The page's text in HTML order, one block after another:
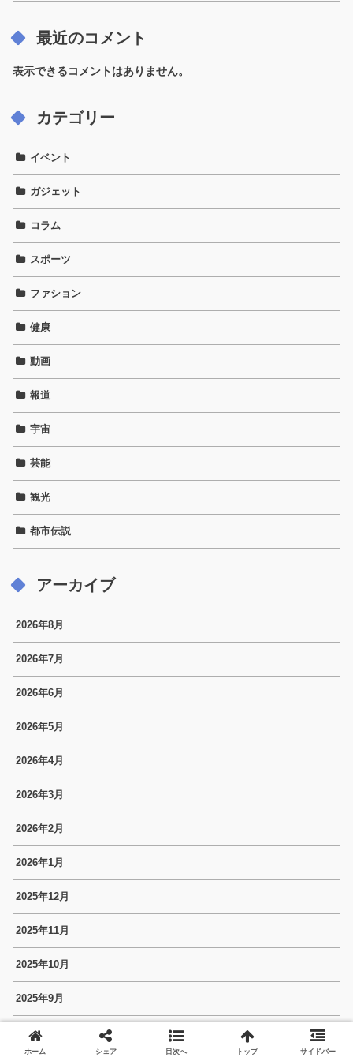
最近のコメント
表示できるコメントはありません。
カテゴリー
イベント
ガジェット
コラム
スポーツ
ファション
健康
動画
報道
宇宙
芸能
観光
都市伝説
アーカイブ
2026年8月
2026年7月
2026年6月
2026年5月
2026年4月
2026年3月
2026年2月
2026年1月
2025年12月
2025年11月
2025年10月
2025年9月
2025年8月
ホーム シェア 目次へ トップ サイドバー